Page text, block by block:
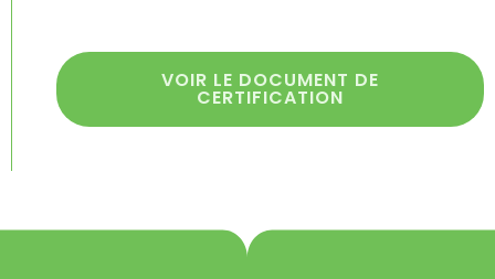
VOIR LE DOCUMENT DE
CERTIFICATION